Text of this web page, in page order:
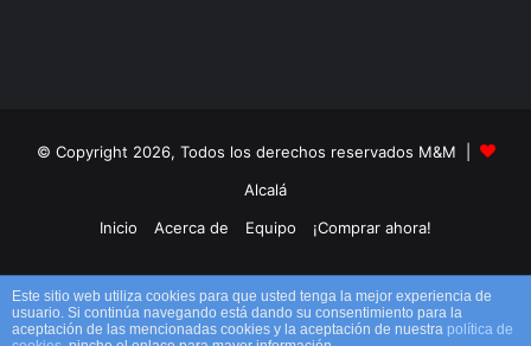
© Copyright 2026, Todos los derechos reservados M&M |
Alcalá
Inicio
Acerca de Equipo ¡Comprar ahora!
Facebook YouTubeInstagramTikTok RSS
Este sitio web utiliza cookies para que usted tenga la mejor experiencia de
usuario. Si continúa navegando está dando su consentimiento para la
aceptación de las mencionadas cookies y la aceptación de nuestra política de